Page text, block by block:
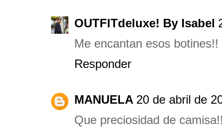
OUTFITdeluxe! By Isabel
Me encantan esos botines!!
Responder
MANUELA 20 de abril de
Que preciosidad de